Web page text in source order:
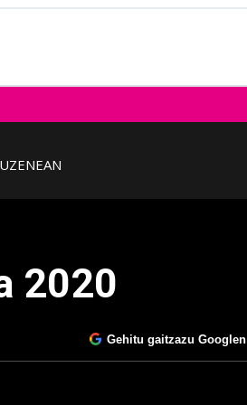
2020
Gehitu gaitzazu Googlen